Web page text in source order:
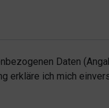
Daten
erkläre ich mich